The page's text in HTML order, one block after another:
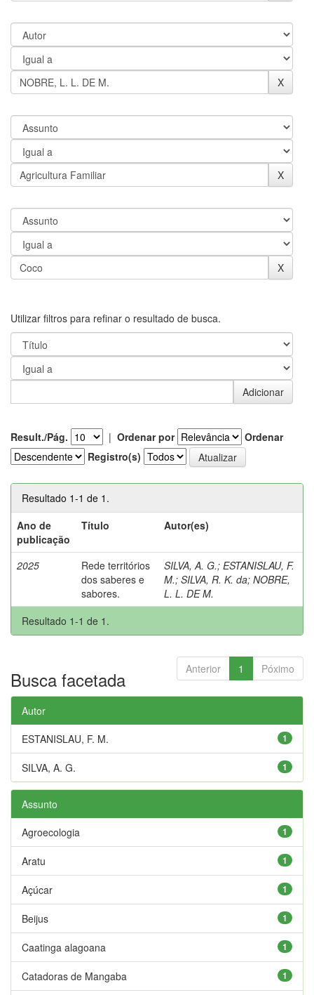
Utilizar filtros para refinar o resultado de busca.
Result./Pág. | Ordenar por
Ordenar
Registro(s)
Resultado 1-1 de 1.
Ano de
publicação
Título Autor(es)
2025
Rede territórios
dos saberes e
sabores.
SILVA, A. G.; ESTANISLAU, F.
M.; SILVA, R. K. da; NOBRE,
L. L. DE M.
Resultado 1-1 de 1.
Anterior 1 Póximo
Busca facetada
Autor
1
ESTANISLAU, F. M.
1
SILVA, A. G.
Assunto
1
Agroecologia
1
Aratu
1
Açúcar
1
Beijus
1
Caatinga alagoana
1
Catadoras de Mangaba